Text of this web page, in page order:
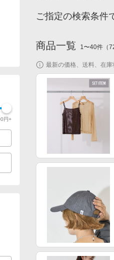
円+
ご指定の検索条件
商品一覧 1〜40件 （
最新の価格、送料、在庫